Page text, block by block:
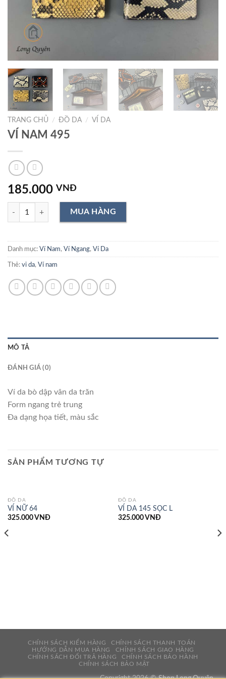
TRANG CHỦ / ĐỒ DA / VÍ DA
VÍ NAM 495
185.000 VNĐ
VÍ NAM 495 số lượng
Danh mục: Ví Nam, Ví Ngang, Ví Da
Thẻ: vi da, Ví nam
MÔ TẢ
ĐÁNH GIÁ (0)
Ví da bò dập vân da trăn
Form ngang trẻ trung
Đa dạng họa tiết, màu sắc
SẢN PHẨM TƯƠNG TỰ
ĐỒ DA
VÍ NỮ 64
325.000VNĐ
ĐỒ DA
VÍ DA 145 SỌC L
325.000VNĐ
CHÍNH SÁCH KIỂM HÀNG
CHÍNH SÁCH THANH TOÁN
HƯỚNG DẪN MUA HÀNG
CHÍNH SÁCH GIAO HÀNG
CHÍNH SÁCH ĐỔI TRẢ HÀNG
CHÍNH SÁCH BẢO HÀNH
CHÍNH SÁCH BẢO MẬT